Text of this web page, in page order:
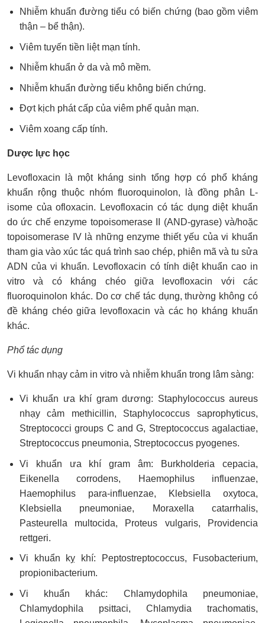
Nhiễm khuẩn đường tiểu có biến chứng (bao gồm viêm
thận – bể thận).
Viêm tuyến tiền liệt mạn tính.
Nhiễm khuẩn ở da và mô mềm.
Nhiễm khuẩn đường tiểu không biến chứng.
Đợt kịch phát cấp của viêm phế quản mạn.
Viêm xoang cấp tính.
Dược lực học
Levofloxacin là một kháng sinh tổng hợp có phổ kháng
khuẩn rộng thuộc nhóm fluoroquinolon, là đồng phân L-
isome của ofloxacin. Levofloxacin có tác dụng diệt khuẩn
do ức chế enzyme topoisomerase II (AND-gyrase) và/hoặc
topoisomerase IV là những enzyme thiết yếu của vi khuẩn
tham gia vào xúc tác quá trình sao chép, phiên mã và tu sửa
ADN của vi khuẩn. Levofloxacin có tính diệt khuẩn cao in
vitro và có kháng chéo giữa levofloxacin với các
fluoroquinolon khác. Do cơ chế tác dụng, thường không có
đề kháng chéo giữa levofloxacin và các họ kháng khuẩn
khác.
Phổ tác dụng
Vi khuẩn nhạy cảm in vitro và nhiễm khuẩn trong lâm sàng:
Vi khuẩn ưa khí gram dương: Staphylococcus aureus
nhạy cảm methicillin, Staphylococcus saprophyticus,
Streptococci groups C and G, Streptococcus agalactiae,
Streptococcus pneumonia, Streptococcus pyogenes.
Vi khuẩn ưa khí gram âm: Burkholderia cepacia,
Eikenella corrodens, Haemophilus influenzae,
Haemophilus para-influenzae, Klebsiella oxytoca,
Klebsiella pneumoniae, Moraxella catarrhalis,
Pasteurella multocida, Proteus vulgaris, Providencia
rettgeri.
Vi khuẩn kỵ khí: Peptostreptococcus, Fusobacterium,
propionibacterium.
Vi khuẩn khác: Chlamydophila pneumoniae,
Chlamydophila psittaci, Chlamydia trachomatis,